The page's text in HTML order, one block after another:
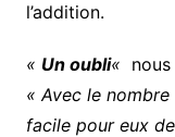
l’addition.
« Un oubli«
« Avec le
facile pour eux